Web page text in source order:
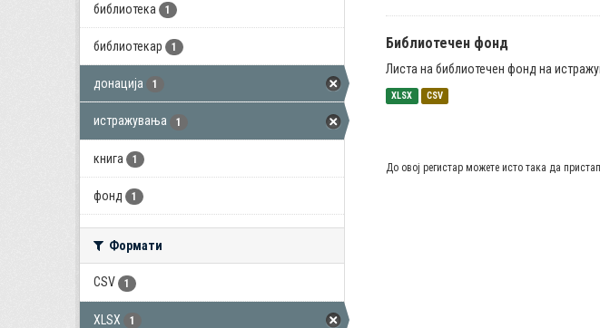
библиотека 1
библиотекар 1
донација 1
истражувања 1
книга 1
фонд 1
Формати
CSV 1
XLSX 1
Библиотечен фонд
Листа на библиотечен фонд на
XLSX CSV
До овој регистар можете исто така да